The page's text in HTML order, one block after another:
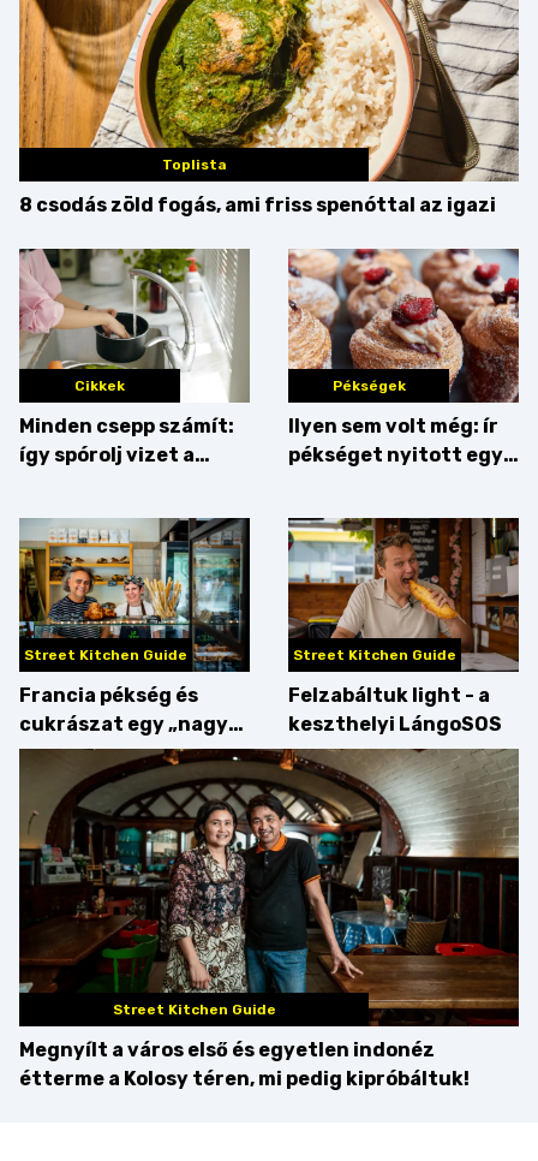
Toplista
8 csodás zöld fogás, ami friss spenóttal az igazi
Cikkek
Minden csepp számít:
így spórolj vizet a
Pékségek
Ilyen sem volt még: ír
pékséget nyitott egy
Street Kitchen Guide
Francia pékség és
cukrászat egy „nagy
csipetnyi” empátiával
Street Kitchen Guide
Felzabáltuk light - a
keszthelyi LángoSOS
Street Kitchen Guide
Megnyílt a város első és egyetlen indonéz
étterme a Kolosy téren, mi pedig kipróbáltuk!